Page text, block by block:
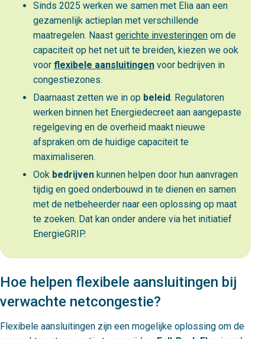
Sinds 2025 werken we samen met Elia aan een
gezamenlijk actieplan met verschillende
maatregelen. Naast gerichte investeringen om de
capaciteit op het net uit te breiden, kiezen we ook
voor flexibele aansluitingen voor bedrijven in
congestiezones.
Daarnaast zetten we in op beleid. Regulatoren
werken binnen het Energiedecreet aan aangepaste
regelgeving en de overheid maakt nieuwe
afspraken om de huidige capaciteit te
maximaliseren.
Ook bedrijven kunnen helpen door hun aanvragen
tijdig en goed onderbouwd in te dienen en samen
met de netbeheerder naar een oplossing op maat
te zoeken. Dat kan onder andere via het initiatief
EnergieGRIP.
Hoe helpen flexibele aansluitingen bij
verwachte netcongestie?
Flexibele aansluitingen zijn een mogelijke oplossing om de